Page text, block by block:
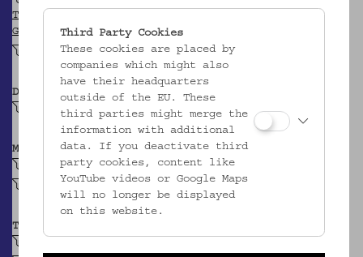
TGN
GEONAMES
Alpenländisch
DATIERUNG
19. Jh. (?)
MATERIAL
Eisenblech
TECHNIK
Third Party Cookies
These cookies are placed by
companies which might also
have their headquarters
outside of the EU. These
third parties might merge the
information with additional
data. If you deactivate third
party cookies, content like
YouTube videos or Google Maps
will no longer be displayed
on this website.